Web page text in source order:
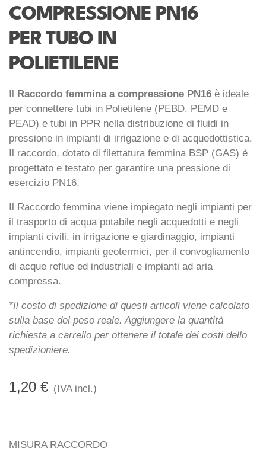
COMPRESSIONE PN16
PER TUBO IN
POLIETILENE
Il Raccordo femmina a compressione PN16 è ideale
per connettere tubi in Polietilene (PEBD, PEMD e
PEAD) e tubi in PPR nella distribuzione di fluidi in
pressione in impianti di irrigazione e di acquedottistica.
Il raccordo, dotato di filettatura femmina BSP (GAS) è
progettato e testato per garantire una pressione di
esercizio PN16.
Il Raccordo femmina viene impiegato negli impianti per
il trasporto di acqua potabile negli acquedotti e negli
impianti civili, in irrigazione e giardinaggio, impianti
antincendio, impianti geotermici, per il convogliamento
di acque reflue ed industriali e impianti ad aria
compressa.
*Il costo di spedizione di questi articoli viene calcolato
sulla base del peso reale. Aggiungere la quantità
richiesta a carrello per ottenere il totale dei costi dello
spedizioniere.
1,20 € (IVA incl.)
MISURA RACCORDO